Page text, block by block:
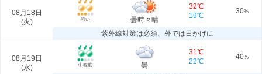
08月18日
(火) 強い 曇時々晴
32℃
19℃
30%
紫外線対策は必須、外では日かげに
08月19日
(水) 中程度 曇
31℃
22℃
40%